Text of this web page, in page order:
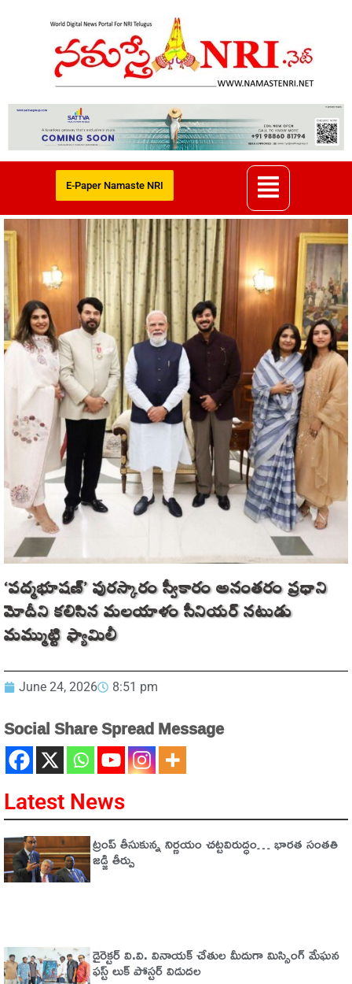
E-Paper Namaste NRI
‘పద్మభూషణ్’ పురస్కారం స్వీకారం అనంతరం ప్రధాని
మోదీని కలిసిన మలయాళం సీనియర్ నటుడు
మమ్ముట్టి ఫ్యామిలీ
June 24, 2026 8:51 pm
Social Share Spread Message
Latest News
ట్రంప్‌ తీసుకున్న నిర్ణయం చట్టవిరుద్ధం… భారత సంతతి
జడ్జి తీర్పు
డైరెక్టర్ వి.వి. వినాయక్ చేతుల మీదుగా మిస్సింగ్ మేఘన
ఫస్ట్ లుక్ పోస్టర్ విడుదల